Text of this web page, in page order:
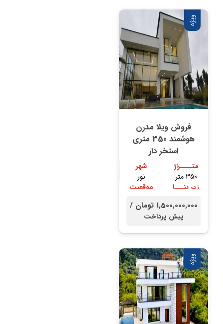
ویژه
فروش ویلا مدرن
هوشمند 350 متری
استخر دار
متــــراژ
350 متر
شهر
نور
زیر بنـــا
موقعیت
1,500,000,000 تومان /
پیش پرداخت
ویژه